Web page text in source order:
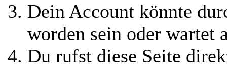
Dein Account könnte
worden sein oder wartet
Du rufst diese Seite